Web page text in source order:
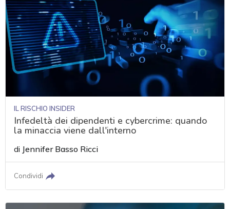
IL RISCHIO INSIDER
Infedeltà dei dipendenti e cybercrime: quando
la minaccia viene dall'interno
di Jennifer Basso Ricci
Condividi